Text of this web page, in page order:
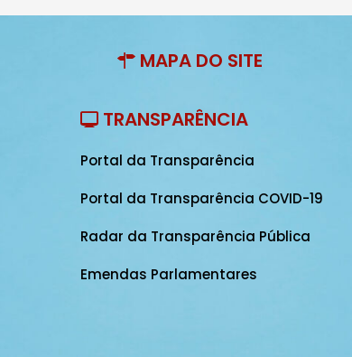
MAPA DO SITE
TRANSPARÊNCIA
Portal da Transparência
Portal da Transparência COVID-19
Radar da Transparência Pública
Emendas Parlamentares